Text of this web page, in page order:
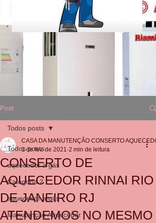
Post
Todos posts
aquecedor a gás
Categoria 2
aquecedor a gás
Manutenção Aquecedor
Todos posts
CONSERTO DE
AQUECEDOR RINNAI RIO
DE JANEIRO RJ
ATENDEMOS NO MESMO
CASA DA MANUTENÇÃO CONSERTO
1 de fev. de 2021 2 min de leitura